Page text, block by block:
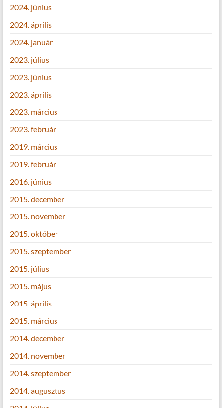
2024. június
2024. április
2024. január
2023. július
2023. június
2023. április
2023. március
2023. február
2019. március
2019. február
2016. június
2015. december
2015. november
2015. október
2015. szeptember
2015. július
2015. május
2015. április
2015. március
2014. december
2014. november
2014. szeptember
2014. augusztus